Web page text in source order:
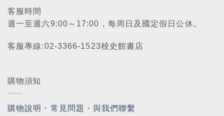
客服時間
週一至週六9:00～17:00，每周日及國定假日公休。
客服專線:02-3366-1523校史館書店
購物須知
購物說明 ・ 常見問題 ・與我們聯繫